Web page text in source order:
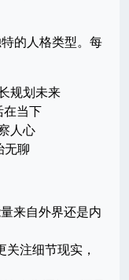
的人格类型。每
规划未来
在当下
人心
无聊
来自外界还是内
注细节现实，